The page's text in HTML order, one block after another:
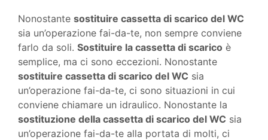
Nonostante sostituire cassetta di scarico del WC
sia un’operazione fai-da-te, non sempre conviene
farlo da soli. Sostituire la cassetta di scarico è
semplice, ma ci sono eccezioni. Nonostante
sostituire cassetta di scarico del WC sia
un’operazione fai-da-te, ci sono situazioni in cui
conviene chiamare un idraulico. Nonostante la
sostituzione della cassetta di scarico del WC sia
un’operazione fai-da-te alla portata di molti, ci